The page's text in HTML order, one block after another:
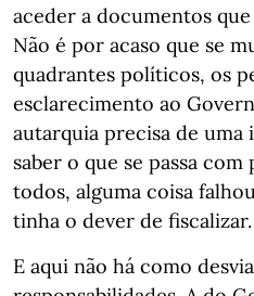
aceder a documentos
Não é por acaso que se
quadrantes políticos, os
esclarecimento ao
autarquia precisa de
saber o que se passa
todos, alguma coisa
tinha o dever de fiscalizar.
E aqui não há como